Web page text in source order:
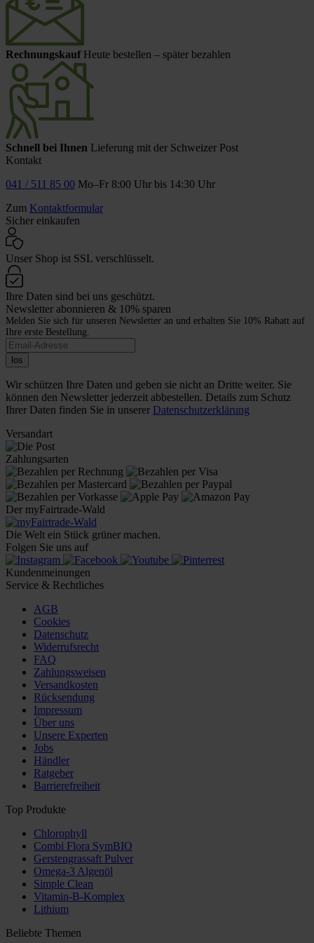
Rechnungskauf Heute bestellen – später bezahlen
Schnell bei Ihnen Lieferung mit der Schweizer Post
Kontakt
041 / 511 85 00 Mo–Fr 8:00 Uhr bis 14:30 Uhr
Zum Kontaktformular
Sicher einkaufen
Unser Shop ist SSL verschlüsselt.
Ihre Daten sind bei uns geschützt.
Newsletter abonnieren & 10% sparen
Melden Sie sich für unseren Newsletter an und erhalten Sie 10% Rabatt auf
Ihre erste Bestellung.
los
Wir schützen Ihre Daten und geben sie nicht an Dritte weiter. Sie
können den Newsletter jederzeit abbestellen. Details zum Schutz
Ihrer Daten finden Sie in unserer Datenschutzerklärung
Versandart
Zahlungsarten
Der myFairtrade-Wald
Die Welt ein Stück grüner machen.
Folgen Sie uns auf
Kundenmeinungen
Service & Rechtliches
AGB
Cookies
Datenschutz
Widerrufsrecht
FAQ
Zahlungsweisen
Versandkosten
Rücksendung
Impressum
Über uns
Unsere Experten
Jobs
Händler
Ratgeber
Barrierefreiheit
Top Produkte
Chlorophyll
Combi Flora SymBIO
Gerstengrassaft Pulver
Omega-3 Algenöl
Simple Clean
Vitamin-B-Komplex
Lithium
Beliebte Themen